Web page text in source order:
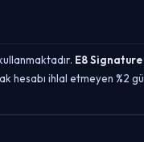
E8 Signature
ihlal etmeyen %2